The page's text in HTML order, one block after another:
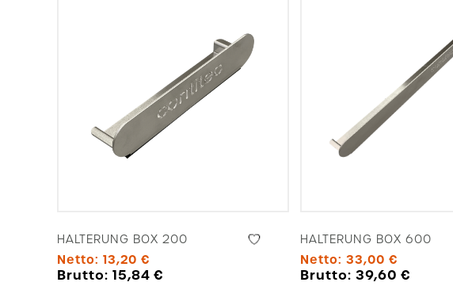
HALTERUNG BOX 200
Netto: 13,20 €
Brutto: 15,84€
HALTERUNG BOX 600
Netto: 33,00 €
Brutto: 39,60€